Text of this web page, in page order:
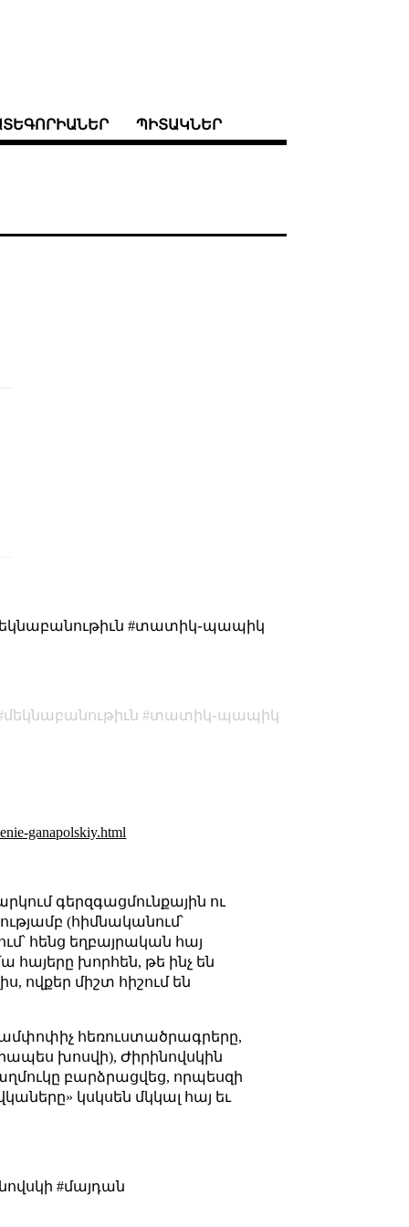
ՊԻՏԱԿՆԵՐ
#տատիկ֊պապիկ
մեկնաբանութիւն
տատիկ֊պապիկ
ganapolskiy.html
գերզգացմունքային ու
(հիմնականում՝
հենց եղբայրական հայ
խորհեն, թե ինչ են
ովքեր միշտ հիշում են
հեռուստածրագրերը,
խոսվի), Ժիրինովսկին
բարձրացվեց, որպեսզի
կսկսեն մկկալ հայ եւ
#մայդան